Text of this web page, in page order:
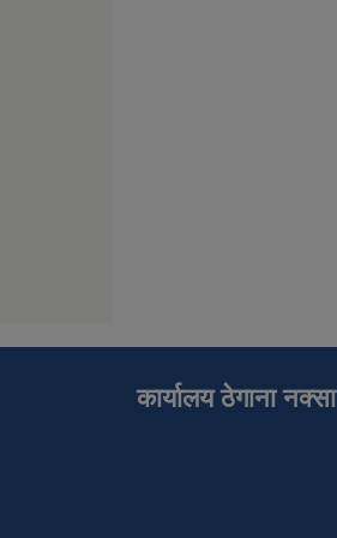
कार्यालय ठेगाना नक्सा